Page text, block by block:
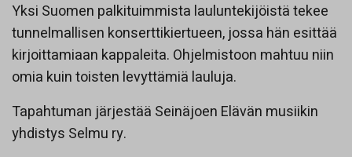
Yksi Suomen palkituimmista lauluntekijöistä tekee
tunnelmallisen konserttikiertueen, jossa hän esittää
kirjoittamiaan kappaleita. Ohjelmistoon mahtuu niin
omia kuin toisten levyttämiä lauluja.
Tapahtuman järjestää Seinäjoen Elävän musiikin
yhdistys Selmu ry.